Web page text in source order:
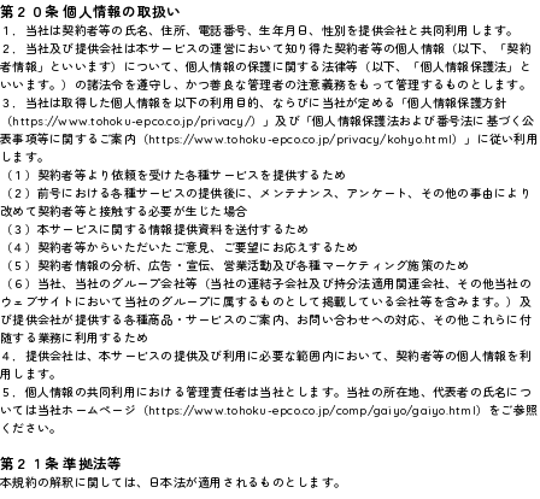
第２０条 個人情報の取扱い
１．当社は契約者等の氏名、住所、電話番号、生年月日、性別を提供会社と共同利用します。
２．当社及び提供会社は本サービスの運営において知り得た契約者等の個人情報（以下、「契約
者情報」といいます）について、個人情報の保護に関する法律等（以下、「個人情報保護法」と
いいます。）の諸法令を遵守し、かつ善良な管理者の注意義務をもって管理するものとします。
３．当社は取得した個人情報を以下の利用目的、ならびに当社が定める「個人情報保護方針
（https://www.tohoku-epco.co.jp/privacy/）」及び「個人情報保護法および番号法に基づく公
表事項等に関するご案内（https://www.tohoku-epco.co.jp/privacy/kohyo.html）」に従い利用
します。
（１）契約者等より依頼を受けた各種サービスを提供するため
（２）前号における各種サービスの提供後に、メンテナンス、アンケート、その他の事由により
改めて契約者等と接触する必要が生じた場合
（３）本サービスに関する情報提供資料を送付するため
（４）契約者等からいただいたご意見、ご要望にお応えするため
（５）契約者情報の分析、広告・宣伝、営業活動及び各種マーケティング施策のため
（６）当社、当社のグループ会社等（当社の連結子会社及び持分法適用関連会社、その他当社の
ウェブサイトにおいて当社のグループに属するものとして掲載している会社等を含みます。）及
び提供会社が提供する各種商品・サービスのご案内、お問い合わせへの対応、その他これらに付
随する業務に利用するため
４．提供会社は、本サービスの提供及び利用に必要な範囲内において、契約者等の個人情報を利
用します。
５．個人情報の共同利用における管理責任者は当社とします。当社の所在地、代表者の氏名につ
いては当社ホームページ（https://www.tohoku-epco.co.jp/comp/gaiyo/gaiyo.html）をご参照
ください。
第２１条 準拠法等
本規約の解釈に関しては、日本法が適用されるものとします。